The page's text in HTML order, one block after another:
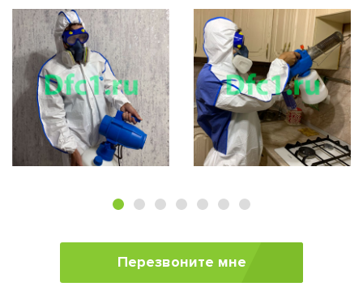
Перезвоните мне